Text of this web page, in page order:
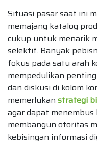
Situasi pasar saat ini
memajang katalog
cukup untuk menarik
selektif. Banyak
fokus pada satu arah
mempedulikan
dan diskusi di kolom
memerlukan strategi
agar dapat
membangun otoritas
kebisingan informasi